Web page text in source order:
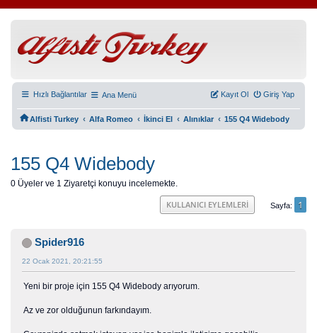
Hızlı Bağlantılar Ana Menü Giriş Yap
Kayıt Ol
Alfisti Turkey ‹ Alfa Romeo ‹ İkinci El ‹ Alınıklar ‹ 155 Q4 Widebody
155 Q4 Widebody
0 Üyeler ve 1 Ziyaretçi konuyu incelemekte.
Sayfa 1
KULLANICI EYLEMLERI
Spider916
22 Ocak 2021, 20:21:55
Yeni bir proje için 155 Q4 Widebody arıyorum.
Az ve zor olduğunun farkındayım.